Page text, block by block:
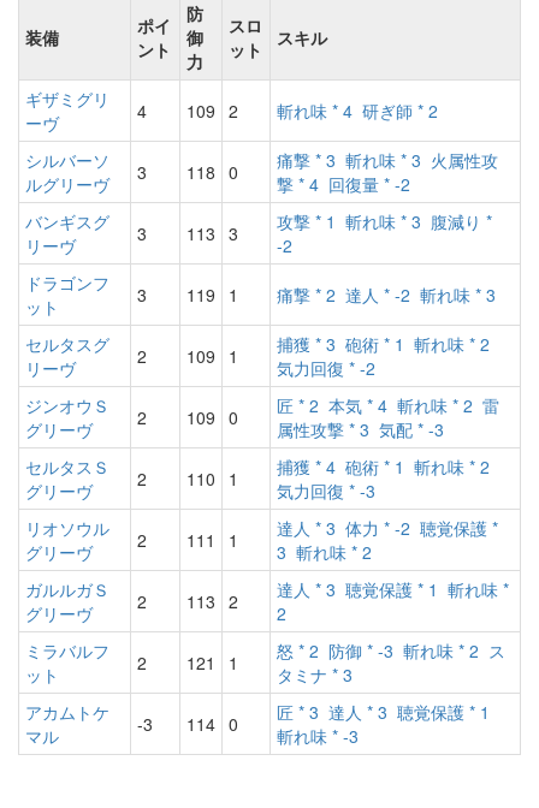
装備
ポイ
ント
防
御
力
スロ
ット
スキル
ギザミグリ
ーヴ
4 109 2 斬れ味 * 4 研ぎ師 * 2
シルバーソ
ルグリーヴ
3 118 0 痛撃 * 3 斬れ味 * 3 火属性攻
撃 * 4 回復量 * -2
バンギスグ
リーヴ
3 113 3 攻撃 * 1 斬れ味 * 3 腹減り *
-2
ドラゴンフ
ット
3 119 1 痛撃 * 2 達人 * -2 斬れ味 * 3
セルタスグ
リーヴ
2 109 1 捕獲 * 3 砲術 * 1 斬れ味 * 2
気力回復 * -2
ジンオウＳ
グリーヴ
2 109 0 匠 * 2 本気 * 4 斬れ味 * 2 雷
属性攻撃 * 3 気配 * -3
セルタスＳ
グリーヴ
2 110 1 捕獲 * 4 砲術 * 1 斬れ味 * 2
気力回復 * -3
リオソウル
グリーヴ
2 111 1 達人 * 3 体力 * -2 聴覚保護 *
3 斬れ味 * 2
ガルルガＳ
グリーヴ
2 113 2 達人 * 3 聴覚保護 * 1 斬れ味 *
2
ミラバルフ
ット
2 121 1 怒 * 2 防御 * -3 斬れ味 * 2 ス
タミナ * 3
アカムトケ
マル
-3 114 0 匠 * 3 達人 * 3 聴覚保護 * 1
斬れ味 * -3